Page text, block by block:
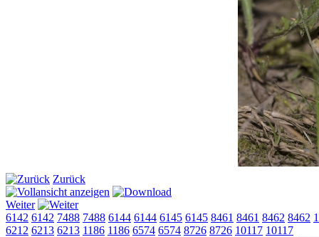
Zurück
Weiter
6142 6142 7488 7488 6144 6144 6145 6145 8461 8461 8462 8462
6212 6213 6213 1186 1186 6574 6574 8726 8726 10117 10117